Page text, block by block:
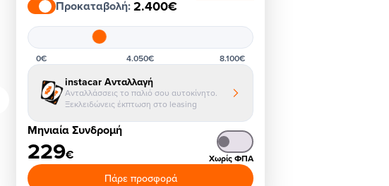
Προκαταβολή:2.400€
0€ 4.050€ 8.100€
instacar Ανταλλαγή
Ανταλλάσσεις το παλιό σου αυτοκίνητο.
Ξεκλειδώνεις έκπτωση στο leasing
Μηνιαία Συνδρομή
229€ Χωρίς ΦΠΑ
Πάρε προσφορά